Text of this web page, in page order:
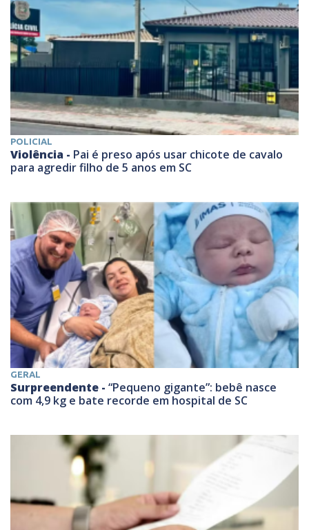
POLICIAL
Violência - Pai é preso após usar chicote de cavalo
para agredir filho de 5 anos em SC
GERAL
Surpreendente - “Pequeno gigante”: bebê nasce
com 4,9 kg e bate recorde em hospital de SC